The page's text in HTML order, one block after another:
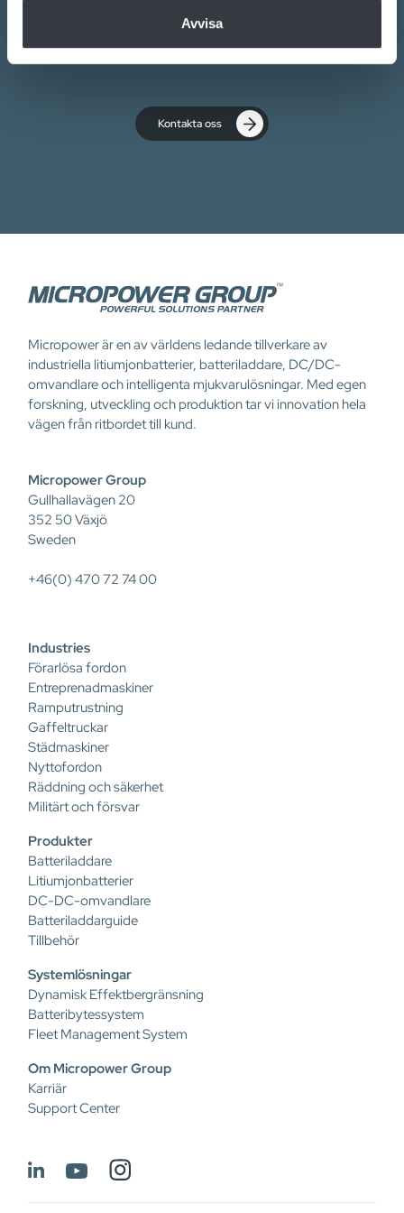
samlat in när du har använt deras tjänster.
Avvisa
Vårt engagerade team av experter är redo att
hjälpa dig.
Kontakta oss
Micropower är en av världens ledande tillverkare av
industriella litiumjonbatterier, batteriladdare, DC/DC-
omvandlare och intelligenta mjukvarulösningar. Med egen
forskning, utveckling och produktion tar vi innovation hela
vägen från ritbordet till kund.
Micropower Group
Gullhallavägen 20
352 50 Växjö
Sweden
+46(0) 470 72 74 00
Industries
Förarlösa fordon
Entreprenadmaskiner
Ramputrustning
Gaffeltruckar
Städmaskiner
Nyttofordon
Räddning och säkerhet
Militärt och försvar
Produkter
Batteriladdare
Litiumjonbatterier
DC-DC-omvandlare
Batteriladdarguide
Tillbehör
Systemlösningar
Dynamisk Effektbergränsning
Batteribytessystem
Fleet Management System
Om Micropower Group
Karriär
Support Center